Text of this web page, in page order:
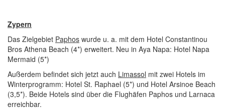
Zypern
Das Zielgebiet Paphos wurde u. a. mit dem Hotel Constantinou
Bros Athena Beach (4*) erweitert. Neu in Aya Napa: Hotel Napa
Mermaid (5*)
Außerdem befindet sich jetzt auch Limassol mit zwei Hotels im
Winterprogramm: Hotel St. Raphael (5*) und Hotel Arsinoe Beach
(3,5*). Beide Hotels sind über die Flughäfen Paphos und Larnaca
erreichbar.